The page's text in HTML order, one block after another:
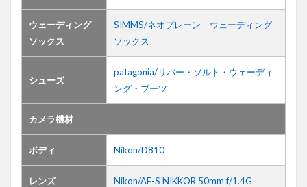
ウェーディング
ソックス
SIMMS/ネオプレーン ウェーディング
ソックス
シューズ
patagonia/リバー・ソルト・ウェーディ
ング・ブーツ
カメラ機材
ボディ Nikon/D810
レンズ Nikon/AF-S NIKKOR 50mm f/1.4G